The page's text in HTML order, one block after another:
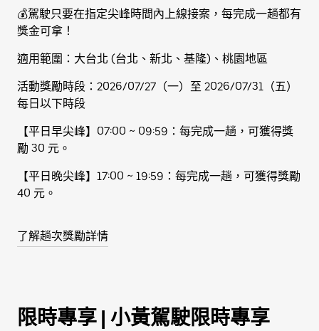
💰駕駛只要在指定尖峰時間內上線接案，每完成一趟都有
獎金可拿！
適用範圍：大台北 (台北、新北、基隆)、桃園地區
活動獎勵時段：2026/07/27（一）至 2026/07/31（五）
每日以下時段
【平日早尖峰】07:00 ~ 09:59：每完成一趟，可獲得獎
勵 30 元。
【平日晚尖峰】17:00 ~ 19:59：每完成一趟，可獲得獎勵
40 元。
了解趟次獎勵詳情
限時專享 | 小黃駕駛限時專享